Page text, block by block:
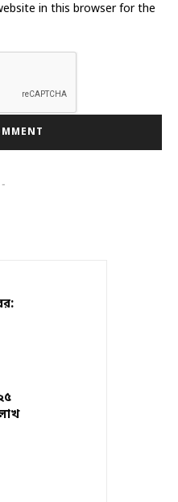
in this browser for the
-